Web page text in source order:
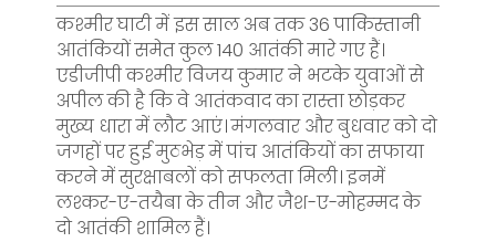
कश्मीर घाटी में इस साल अब तक 36 पाकिस्तानी
आतंकियों समेत कुल 140 आतंकी मारे गए हैं।
एडीजीपी कश्मीर विजय कुमार ने भटके युवाओं से
अपील की है कि वे आतंकवाद का रास्ता छोड़कर
मुख्य धारा में लौट आएं। मंगलवार और बुधवार को दो
जगहों पर हुई मुठभेड़ में पांच आतंकियों का सफाया
करने में सुरक्षाबलों को सफलता मिली। इनमें
लश्कर-ए-तयैबा के तीन और जैश-ए-मोहम्मद के
दो आतंकी शामिल हैं।